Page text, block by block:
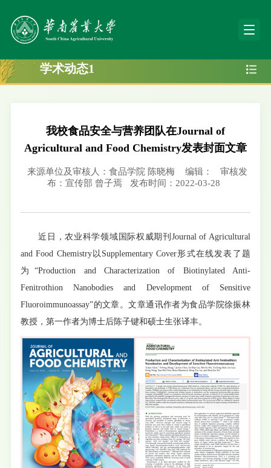
学术动态1
我校食品安全与营养团队在Journal of
Agricultural and Food Chemistry发表封面文章
来源单位及审核人：食品学院 陈晓梅 编辑：
审核发
布：宣传部 曾子焉
发布时间：2022-03-28
近日，农业科学领域国际权威期刊Journal of Agricultural
and Food Chemistry以Supplementary Cover形式在线发表了题
为“Production and Characterization of Biotinylated Anti-
Fenitrothion Nanobodies and Development of Sensitive
Fluoroimmunoassay”的文章。文章通讯作者为食品学院徐振林
教授，第一作者为博士后陈子键和硕士生张译丰。